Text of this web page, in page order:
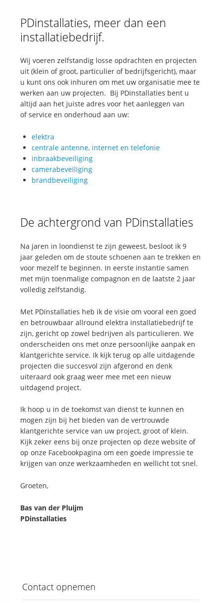
PDinstallaties, meer dan een
installatiebedrijf.
Wij voeren zelfstandig losse opdrachten en projecten
uit (klein of groot, particulier of bedrijfsgericht), maar
u kunt ons ook inhuren om met uw organisatie mee te
werken aan uw projecten. Bij PDinstallaties bent u
altijd aan het juiste adres voor het aanleggen van
of service en onderhoud aan uw:
elektra
centrale antenne, internet en telefonie
inbraakbeveiliging
camerabeveiliging
brandbeveiliging
De achtergrond van PDinstallaties
Na jaren in loondienst te zijn geweest, besloot ik 9
jaar geleden om de stoute schoenen aan te trekken en
voor mezelf te beginnen. In eerste instantie samen
met mijn toenmalige compagnon en de laatste 2 jaar
volledig zelfstandig.
Met PDinstallaties heb ik de visie om vooral een goed
en betrouwbaar allround elektra installatiebedrijf te
zijn, gericht op zowel bedrijven als particulieren. We
onderscheiden ons met onze persoonlijke aanpak en
klantgerichte service. Ik kijk terug op alle uitdagende
projecten die succesvol zijn afgerond en denk
uiteraard ook graag weer mee met een nieuw
uitdagend project.
Ik hoop u in de toekomst van dienst te kunnen en
mogen zijn bij het bieden van de vertrouwde
klantgerichte service van uw project, groot of klein.
Kijk zeker eens bij onze projecten op deze website of
op onze Facebookpagina om een goede impressie te
krijgen van onze werkzaamheden en wellicht tot snel.
Groeten,
Bas van der Pluijm
PDinstallaties
Contact opnemen